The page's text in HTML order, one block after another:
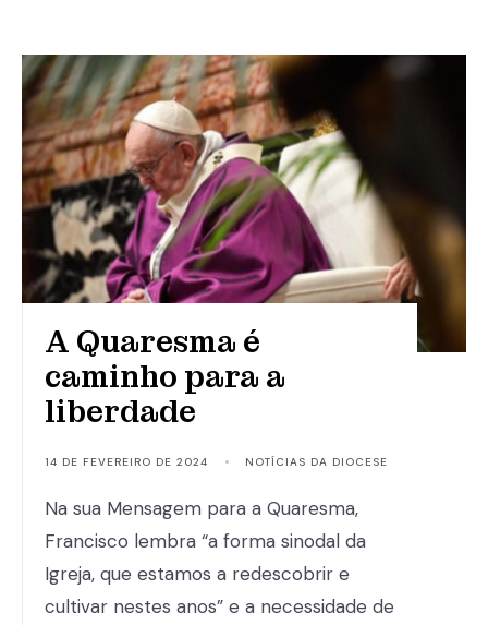
A Quaresma é
caminho para a
liberdade
14 DE FEVEREIRO DE 2024 • NOTÍCIAS DA DIOCESE
Na sua Mensagem para a Quaresma,
Francisco lembra “a forma sinodal da
Igreja, que estamos a redescobrir e
cultivar nestes anos” e a necessidade de